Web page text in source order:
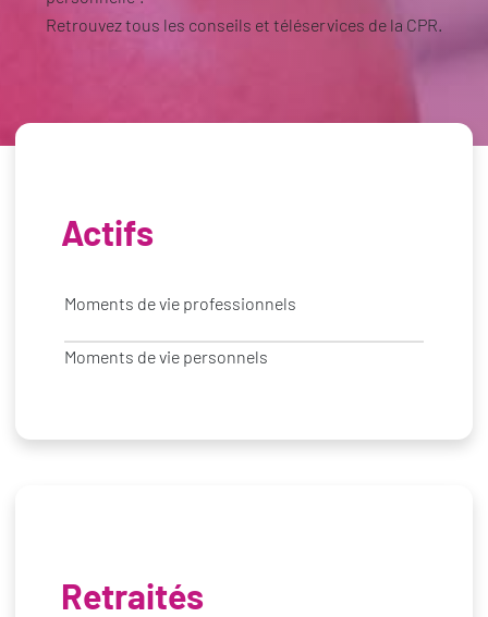
Retrouvez tous les conseils et téléservices de la CPR.
Actifs
Moments de vie professionnels
Moments de vie personnels
Retraités